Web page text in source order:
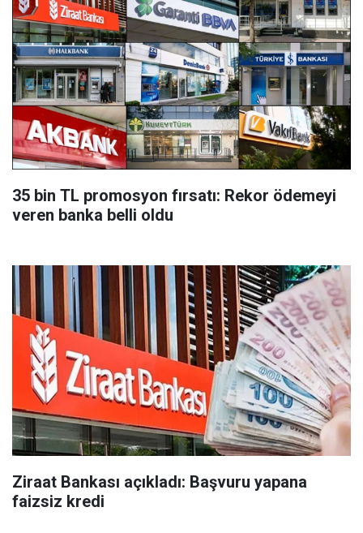
35 bin TL promosyon fırsatı: Rekor ödemeyi
veren banka belli oldu
Ziraat Bankası açıkladı: Başvuru yapana
faizsiz kredi